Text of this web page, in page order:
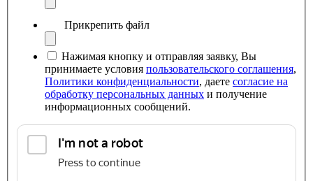
Прикрепить файл
Нажимая кнопку и отправляя заявку, Вы
принимаете условия пользовательского соглашения,
Политики конфиденциальности, даете согласие на
обработку персональных данных и получение
информационных сообщений.